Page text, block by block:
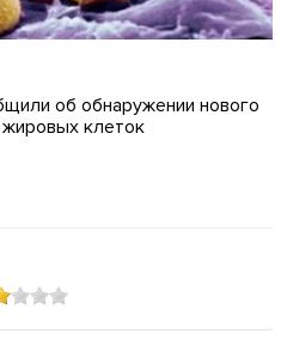
об обнаружении нового
жировых клеток